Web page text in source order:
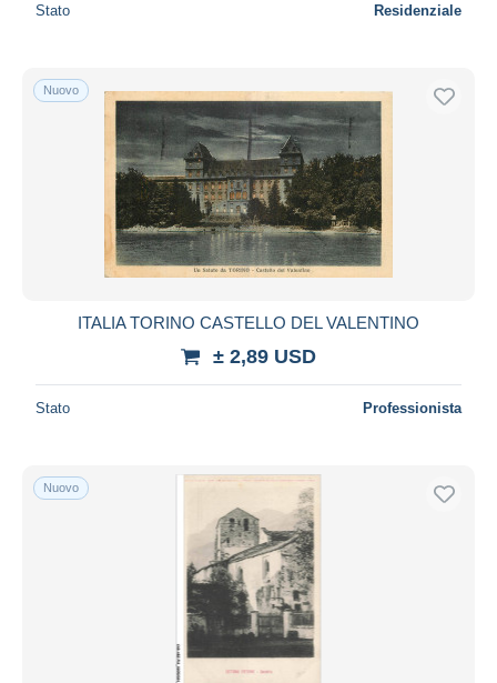
Stato Residenziale
Nuovo
ITALIA TORINO CASTELLO DEL VALENTINO
± 2,89 USD
Stato Professionista
Nuovo